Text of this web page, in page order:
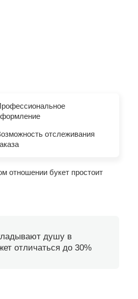
отслеживания
отношении букет простоит
душу в
отличаться до 30%